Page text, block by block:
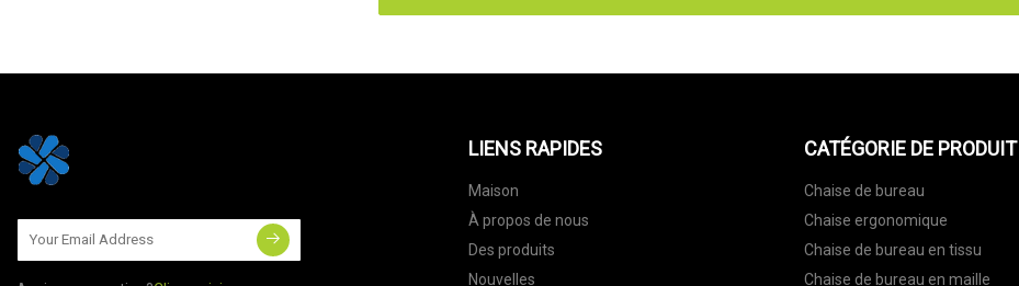
LIENS RAPIDES
Maison
À propos de nous
Des produits
Nouvelles
CATÉGORIE DE PRODUIT
Chaise de bureau
Chaise ergonomique
Chaise de bureau en tissu
Chaise de bureau en maille